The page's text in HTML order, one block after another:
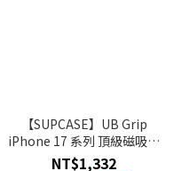
【SUPCASE】UB Grip
iPhone 17 系列 頂級磁吸支
架軍規防摔殼
NT$1,332